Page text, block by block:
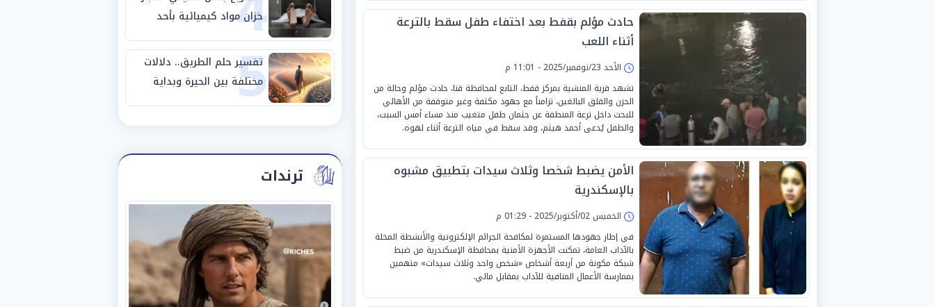
حادث مؤلم بقفط بعد اختفاء طفل سقط بالترعة
أثناء اللعب
الأحد 23/نوفمبر/2025 - 11:01 م
تشهد قرية المنشية بمركز قفط، التابع لمحافظة قنا، حادث مؤلم وحالة من
الحزن والقلق البالغين، تزامناً مع جهود مكثفة وغير متوقفة من الأهالي
للبحث داخل ترعة المنطقة عن جثمان طفل متغيب منذ مساء أمس السبت،
والطفل يُدعى أحمد هيثم، وقد سقط في مياه الترعة أثناء لهوه.
الأمن يضبط شخصا وثلاث سيدات بتطبيق مشبوه
بالإسكندرية
الخميس 02/أكتوبر/2025 - 01:29 م
في إطار جهودها المستمرة لمكافحة الجرائم الإلكترونية والأنشطة المخلة
بالآداب العامة، تمكنت الأجهزة الأمنية بمحافظة الإسكندرية من ضبط
شبكة مكونة من أربعة أشخاص «شخص واحد وثلاث سيدات» متهمين
بممارسة الأعمال المنافية للآداب بمقابل مالي.
خزان مواد كيميائية بأحد
مصانع الفيوم
5
تفسير حلم الطريق.. دلالات
مختلفة بين الحيرة وبداية
مرحلة جديدة
ترندات